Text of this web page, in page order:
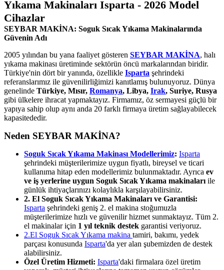
Yıkama Makinaları Isparta - 2026 Model
Cihazlar
SEYBAR MAKİNA: Soguk Sıcak Yıkama Makinalarında
Güvenin Adı
2005 yılından bu yana faaliyet gösteren SEYBAR MAKİNA, halı
yıkama makinası üretiminde sektörün öncü markalarından biridir.
Türkiye'nin dört bir yanında, özellikle Isparta şehrindeki
referanslarımız ile güvenilirliğimizi kanıtlamış bulunuyoruz. Dünya
genelinde Türkiye, Mısır, Romanya, Libya, Irak, Suriye, Rusya
gibi ülkelere ihracat yapmaktayız. Firmamız, öz sermayesi güçlü bir
yapıya sahip olup aynı anda 20 farklı firmaya üretim sağlayabilecek
kapasitededir.
Neden SEYBAR MAKİNA?
Soguk Sıcak Yıkama Makinası Modellerimiz: Isparta
şehrindeki müşterilerimize uygun fiyatlı, bireysel ve ticari
kullanıma hitap eden modellerimiz bulunmaktadır. Ayrıca ev
ve iş yerlerine uygun Soguk Sıcak Yıkama makinaları ile
günlük ihtiyaçlarınızı kolaylıkla karşılayabilirsiniz.
2. El Soguk Sıcak Yıkama Makinaları ve Garantisi:
Isparta şehrindeki geniş 2. el makina stoğumuzla
müşterilerimize hızlı ve güvenilir hizmet sunmaktayız. Tüm 2.
el makinalar için 1 yıl teknik destek garantisi veriyoruz.
2.El Soguk Sıcak Yıkama makina tamiri, bakımı, yedek
parçası konusunda Isparta'da yer alan şubemizden de destek
alabilirsiniz.
Özel Üretim Hizmeti: Isparta'daki firmalara özel üretim